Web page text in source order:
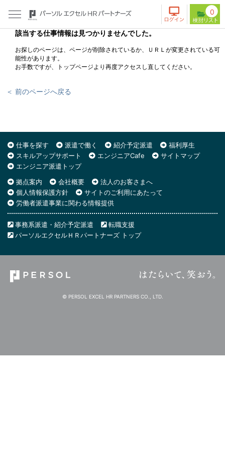
0
該当する仕事情報は見つかりませんでした。
お探しのページは、ページが削除されているか、ＵＲＬが変更されている可
能性があります。
お手数ですが、トップページより再度アクセスし直してください。
＜ 前のページへ戻る
仕事を探す 派遣で働く 紹介予定派遣
福利厚生
スキルアップサポート
エンジニアCafe
サイトマップ
エンジニア派遣トップ
拠点案内
会社概要
法人のお客さまへ
個人情報保護方針
サイトのご利用にあたって
労働者派遣事業に関わる情報提供
事務系派遣・紹介予定派遣
転職支援
パーソルエクセルＨＲパートナーズ トップ
© PERSOL EXCEL HR PARTNERS CO., LTD.